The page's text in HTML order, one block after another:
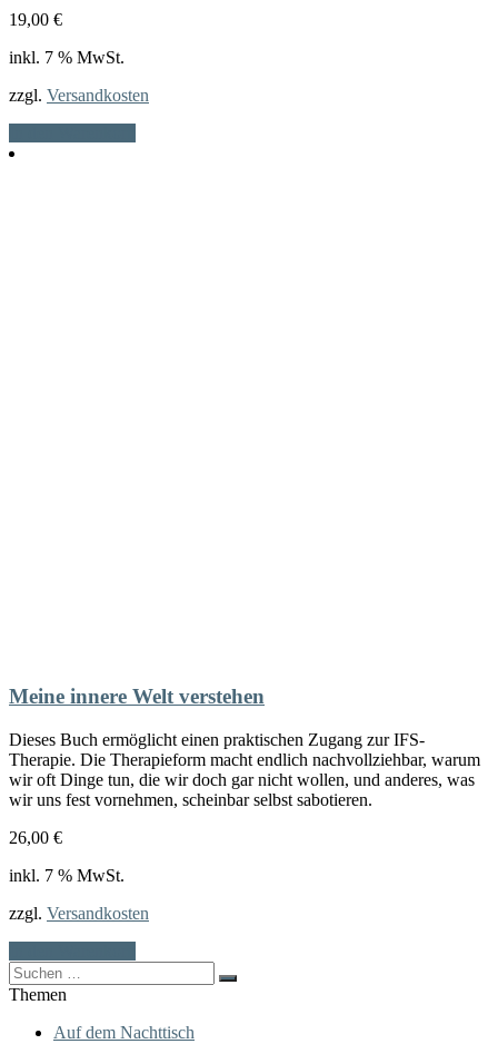
19,00 €
inkl. 7 % MwSt.
zzgl. Versandkosten
Meine innere Welt verstehen
Dieses Buch ermöglicht einen praktischen Zugang zur IFS-
Therapie. Die Therapieform macht endlich nachvollziehbar, warum
wir oft Dinge tun, die wir doch gar nicht wollen, und anderes, was
wir uns fest vornehmen, scheinbar selbst sabotieren.
26,00 €
inkl. 7 % MwSt.
zzgl. Versandkosten
Search
for:
Themen
Auf dem Nachttisch